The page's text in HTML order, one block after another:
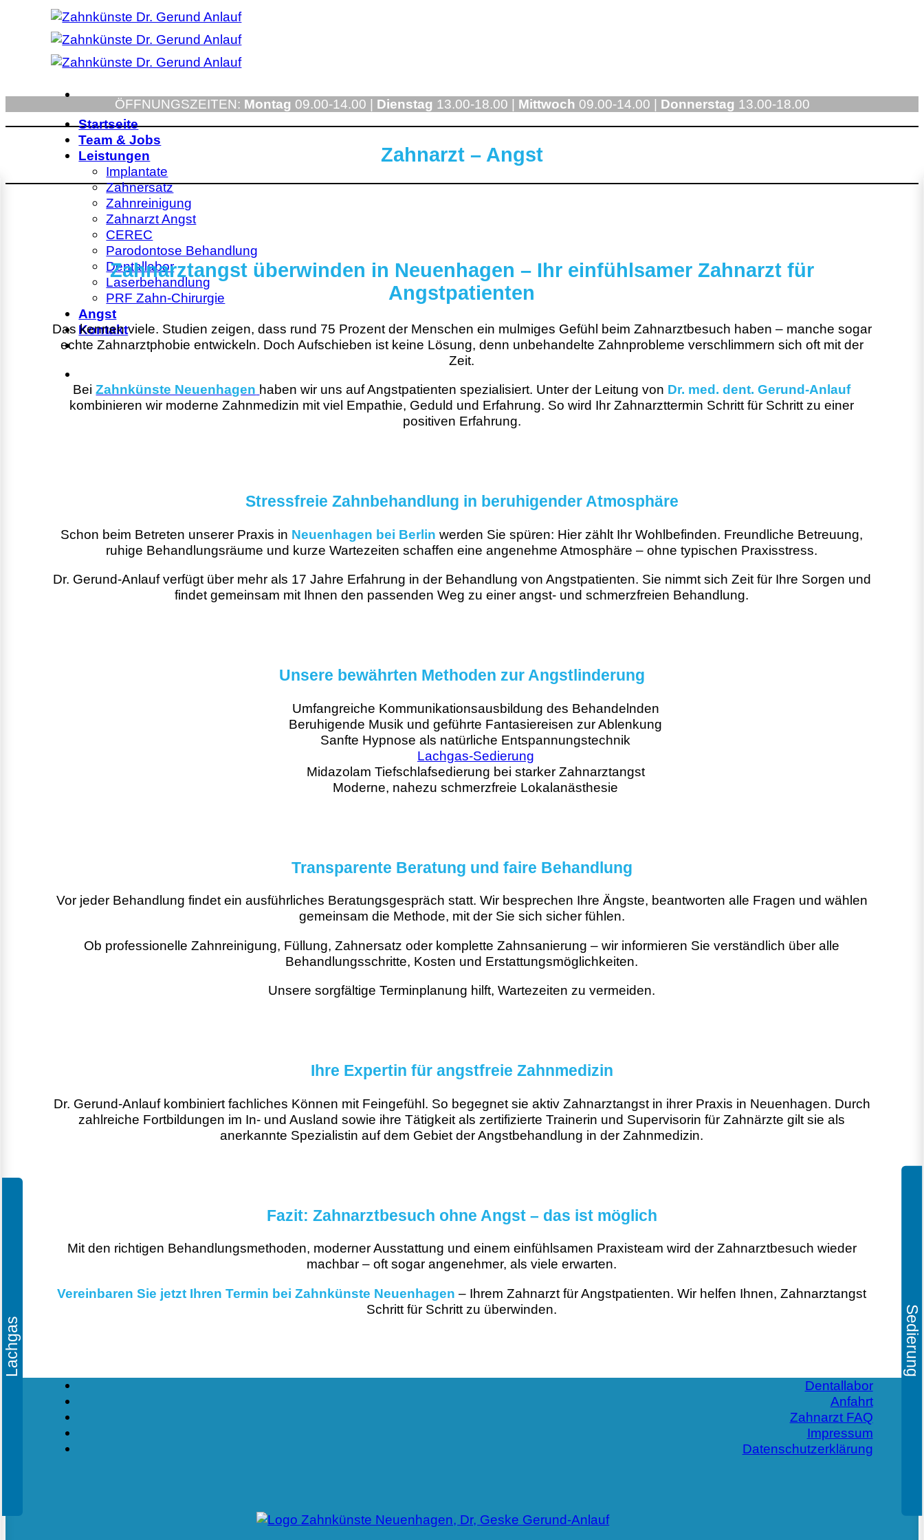
springen
Startseite
Team & Jobs
Leistungen
Implantate
Zahnersatz
Zahnreinigung
Zahnarzt Angst
CEREC
Parodontose Behandlung
Dentallabor
Laserbehandlung
PRF Zahn-Chirurgie
Angst
Kontakt
ÖFFNUNGSZEITEN: Montag 09.00-14.00 | Dienstag 13.00-18.00 | Mittwoch 09.00-14.00 | Donnerstag 13.00-18.00
Zahnarzt – Angst
Lachgas Sedierung
Zahnarztangst überwinden in Neuenhagen – Ihr einfühlsamer Zahnarzt für
Angstpatienten
Das kennen viele. Studien zeigen, dass rund 75 Prozent der Menschen ein mulmiges Gefühl beim Zahnarztbesuch haben – manche sogar
echte Zahnarztphobie entwickeln. Doch Aufschieben ist keine Lösung, denn unbehandelte Zahnprobleme verschlimmern sich oft mit der
Zeit.
BeiZahnkünste Neuenhagen haben wir uns auf Angstpatienten spezialisiert. Unter der Leitung von Dr. med. dent. Gerund-Anlauf
kombinieren wir moderne Zahnmedizin mit viel Empathie, Geduld und Erfahrung. So wird Ihr Zahnarzttermin Schritt für Schritt zu einer
positiven Erfahrung.
Stressfreie Zahnbehandlung in beruhigender Atmosphäre
Schon beim Betreten unserer Praxis in Neuenhagen bei Berlin werden Sie spüren: Hier zählt Ihr Wohlbefinden. Freundliche Betreuung,
ruhige Behandlungsräume und kurze Wartezeiten schaffen eine angenehme Atmosphäre – ohne typischen Praxisstress.
Dr. Gerund-Anlauf verfügt über mehr als 17 Jahre Erfahrung in der Behandlung von Angstpatienten. Sie nimmt sich Zeit für Ihre Sorgen und
findet gemeinsam mit Ihnen den passenden Weg zu einer angst- und schmerzfreien Behandlung.
Unsere bewährten Methoden zur Angstlinderung
Umfangreiche Kommunikationsausbildung des Behandelnden
Beruhigende Musik und geführte Fantasiereisen zur Ablenkung
Sanfte Hypnose als natürliche Entspannungstechnik
Lachgas-Sedierung
Midazolam Tiefschlafsedierung bei starker Zahnarztangst
Moderne, nahezu schmerzfreie Lokalanästhesie
Transparente Beratung und faire Behandlung
Vor jeder Behandlung findet ein ausführliches Beratungsgespräch statt. Wir besprechen Ihre Ängste, beantworten alle Fragen und wählen
gemeinsam die Methode, mit der Sie sich sicher fühlen.
Ob professionelle Zahnreinigung, Füllung, Zahnersatz oder komplette Zahnsanierung – wir informieren Sie verständlich über alle
Behandlungsschritte, Kosten und Erstattungsmöglichkeiten.
Unsere sorgfältige Terminplanung hilft, Wartezeiten zu vermeiden.
Ihre Expertin für angstfreie Zahnmedizin
Dr. Gerund-Anlauf kombiniert fachliches Können mit Feingefühl. So begegnet sie aktiv Zahnarztangst in ihrer Praxis in Neuenhagen. Durch
zahlreiche Fortbildungen im In- und Ausland sowie ihre Tätigkeit als zertifizierte Trainerin und Supervisorin für Zahnärzte gilt sie als
anerkannte Spezialistin auf dem Gebiet der Angstbehandlung in der Zahnmedizin.
Fazit: Zahnarztbesuch ohne Angst – das ist möglich
Mit den richtigen Behandlungsmethoden, moderner Ausstattung und einem einfühlsamen Praxisteam wird der Zahnarztbesuch wieder
machbar – oft sogar angenehmer, als viele erwarten.
Vereinbaren Sie jetzt Ihren Termin bei Zahnkünste Neuenhagen – Ihrem Zahnarzt für Angstpatienten. Wir helfen Ihnen, Zahnarztangst
Schritt für Schritt zu überwinden.
Dentallabor
Anfahrt
Zahnarzt FAQ
Impressum
Datenschutzerklärung